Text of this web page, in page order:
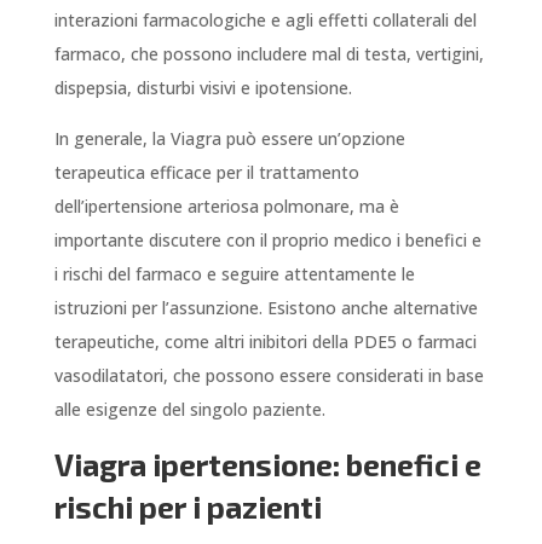
interazioni farmacologiche e agli effetti collaterali del
farmaco, che possono includere mal di testa, vertigini,
dispepsia, disturbi visivi e ipotensione.
In generale, la Viagra può essere un’opzione
terapeutica efficace per il trattamento
dell’ipertensione arteriosa polmonare, ma è
importante discutere con il proprio medico i benefici e
i rischi del farmaco e seguire attentamente le
istruzioni per l’assunzione. Esistono anche alternative
terapeutiche, come altri inibitori della PDE5 o farmaci
vasodilatatori, che possono essere considerati in base
alle esigenze del singolo paziente.
Viagra ipertensione: benefici e
rischi per i pazienti